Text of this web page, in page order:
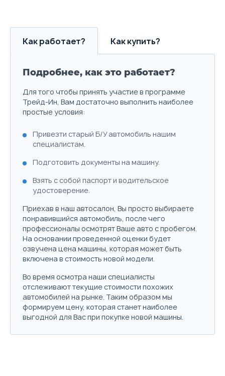
2.0 л.
Объём
235 л.с.
Мощность
4WD
Привод
215 км/ч 7.3 л./100км
Выберите цвет
Подробнее о комплектации
Скидка в кредит
Скидка в Трейд-ин
250 000 ₽
Как работает? Как купить?
Подробнее, как это работает?
Для того чтобы принять участие в программе
Трейд-Ин, Вам достаточно выполнить наиболее
простые условия:
Привезти старый Б/У автомобиль нашим
специалистам.
Подготовить документы на машину.
Взять с собой паспорт и водительское
удостоверение.
Приехав в наш автосалон, Вы просто выбираете
понравившийся автомобиль, после чего
профессионалы осмотрят Ваше авто с пробегом.
На основании проведенной оценки будет
озвучена цена машины, которая может быть
включена в стоимость новой модели.
Во время осмотра наши специалисты
отслеживают текущие стоимости похожих
автомобилей на рынке. Таким образом мы
формируем цену, которая станет наиболее
выгодной для Вас при покупке новой машины.